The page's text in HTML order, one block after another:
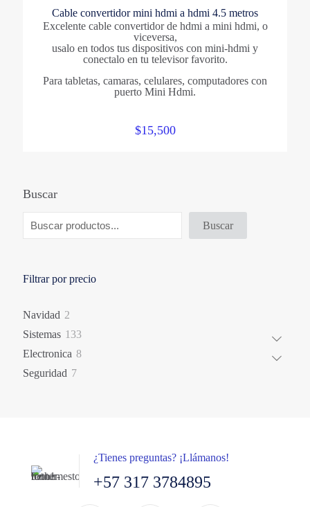
Cable convertidor mini hdmi a hdmi 4.5 metros
Excelente cable convertidor de hdmi a mini hdmi, o
viceversa,
usalo en todos tus dispositivos con mini-hdmi y
conectalo en tu televisor favorito.
Para tabletas, camaras, celulares, computadores con
puerto Mini Hdmi.
$15,500
Buscar
Buscar
Filtrar por precio
Navidad 2
Sistemas 133133
Electronica 88
Seguridad 77
¿Tienes preguntas? ¡Llámanos!
+57 317 3784895